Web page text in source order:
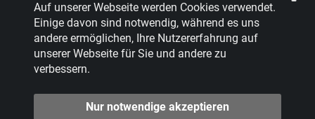
Zentrale:02234 9217-0
Abfallberatung:02234 9217-17
Auf unserer Webseite werden Cookies verwendet.
Einige davon sind notwendig, während es uns
andere ermöglichen, Ihre Nutzererfahrung auf
unserer Webseite für Sie und andere zu
verbessern.
Nur notwendige akzeptieren